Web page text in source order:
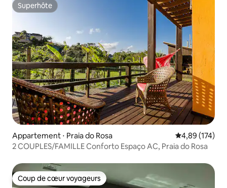
Superhôte
Superhôte
Appartement ⋅ Praia do Rosa Évaluation
4,89 (174)
2 COUPLES/FAMILLE Conforto Espaço AC, Praia do Rosa
Coup de cœur voyageurs
Coup de cœur voyageurs